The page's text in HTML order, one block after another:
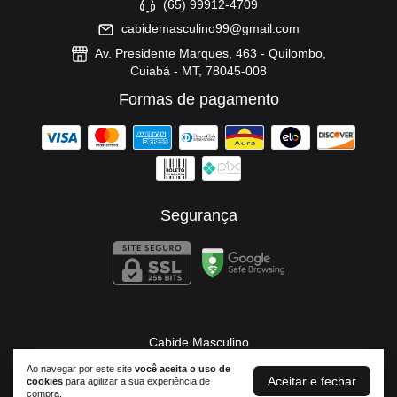
Ao navegar por este site você aceita o uso de
cookies para agilizar a sua experiência de
compra.
Aceitar e fechar
(65) 99912-4709
cabidemasculino99@gmail.com
Av. Presidente Marques, 463 - Quilombo,
Cuiabá - MT, 78045-008
Formas de pagamento
Segurança
Cabide Masculino